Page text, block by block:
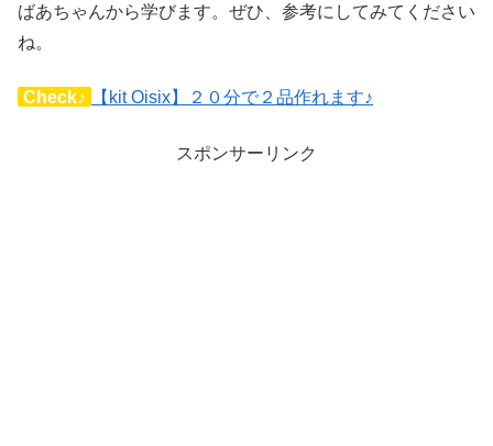
ばあちゃんから学びます。ぜひ、参考にしてみてください
ね。
Check♪ 【kit Oisix】２０分で２品作れます♪
スポンサーリンク